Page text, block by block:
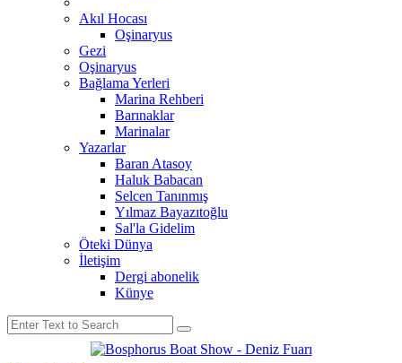
Akıl Hocası
Oşinaryus
Gezi
Oşinaryus
Bağlama Yerleri
Marina Rehberi
Barınaklar
Marinalar
Yazarlar
Baran Atasoy
Haluk Babacan
Selcen Tanınmış
Yılmaz Bayazıtoğlu
Sal'la Gidelim
Öteki Dünya
İletişim
Dergi abonelik
Künye